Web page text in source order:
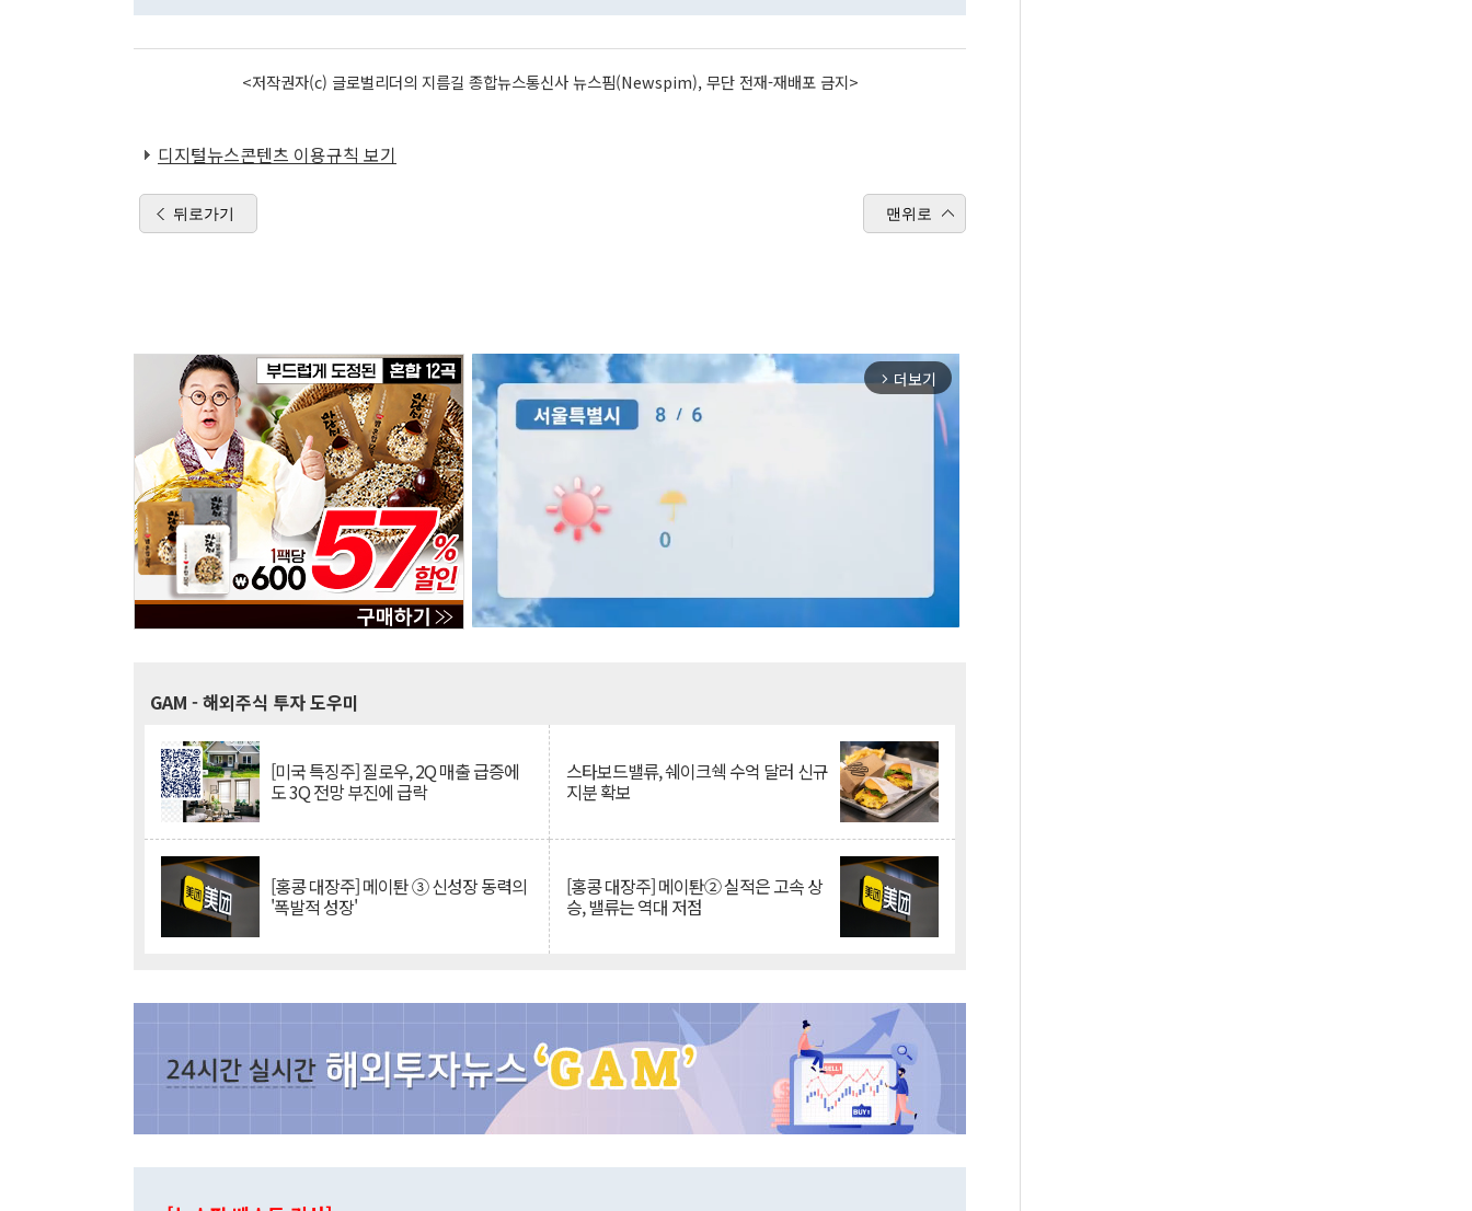
<저작권자(c) 글로벌리더의 지름길 종합뉴스통신사 뉴스핌(Newspim), 무단 전재-재배포 금지>
디지털뉴스콘텐츠 이용규칙 보기
뒤로가기 맨위로
arrow_forward_ios 더보기
GAM - 해외주식 투자 도우미
[미국 특징주] 질로우, 2Q 매출 급증에
도 3Q 전망 부진에 급락
스타보드밸류, 쉐이크쉑 수억 달러 신규
지분 확보
[홍콩 대장주] 메이퇀 ③ 신성장 동력의
'폭발적 성장'
[홍콩 대장주] 메이퇀② 실적은 고속 상
승, 밸류는 역대 저점